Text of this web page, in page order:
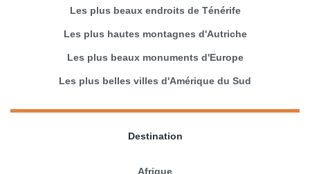
Les plus beaux endroits de Ténérife
Les plus hautes montagnes d'Autriche
Les plus beaux monuments d'Europe
Les plus belles villes d'Amérique du Sud
Destination
Afrique